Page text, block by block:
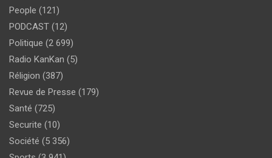
People (121)
PODCAST (12)
Politique (2 699)
Radio KanKan (5)
Réligion (387)
Revue de Presse (179)
Santé (725)
Securite (10)
Société (5 356)